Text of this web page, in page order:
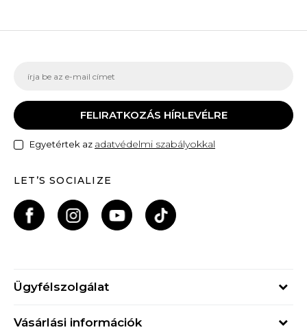
FELIRATKOZÁS HÍRLEVÉLRE
Egyetértek az adatvédelmi szabályokkal
LET’S SOCIALIZE
Ügyfélszolgálat
Vásárlási információk